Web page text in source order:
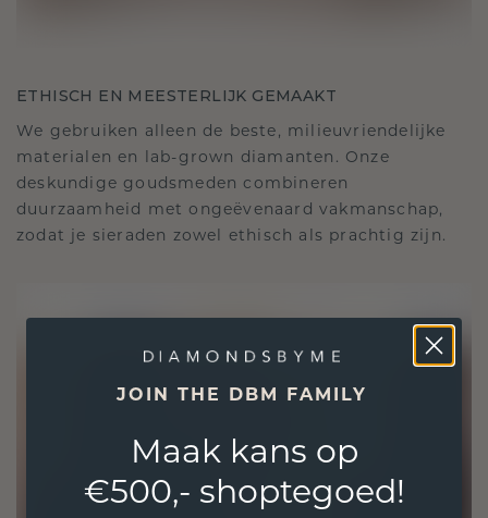
ETHISCH EN MEESTERLIJK GEMAAKT
We gebruiken alleen de beste, milieuvriendelijke
materialen en lab-grown diamanten. Onze
deskundige goudsmeden combineren
duurzaamheid met ongeëvenaard vakmanschap,
zodat je sieraden zowel ethisch als prachtig zijn.
JOIN THE DBM FAMILY
Maak kans op
€500,- shoptegoed!